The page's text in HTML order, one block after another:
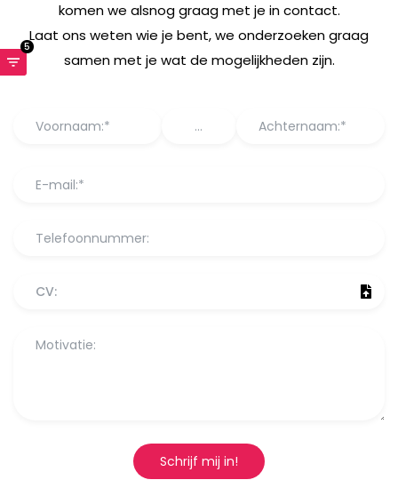
5
komen we alsnog graag met je in contact.
Laat ons weten wie je bent, we onderzoeken graag
samen met je wat de mogelijkheden zijn.
CV:
Schrijf mij in!